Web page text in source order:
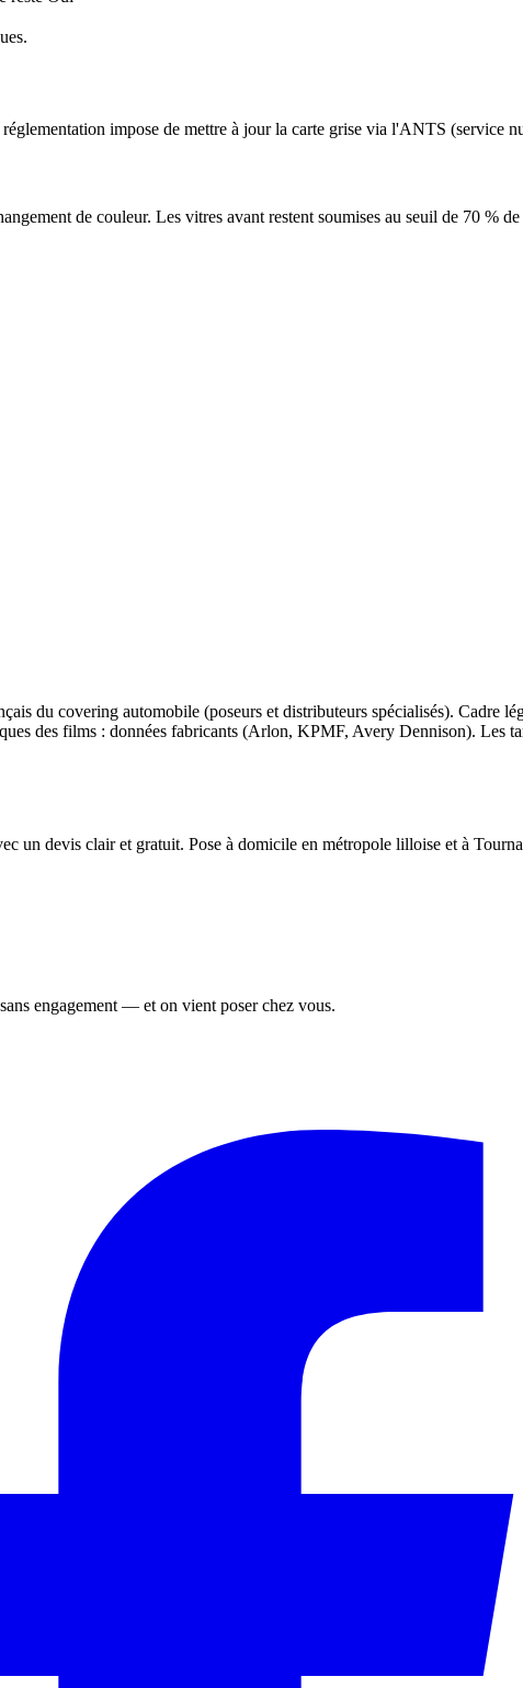
impose de mettre à jour la carte grise via l'ANTS (service
de couleur. Les vitres avant restent soumises au seuil de 70 %
du covering automobile (poseurs et distributeurs spécialisés). Cadre
des films : données fabricants (Arlon, KPMF, Avery Dennison). Les
un devis clair et gratuit. Pose à domicile en métropole lilloise et à
engagement — et on vient poser chez vous.